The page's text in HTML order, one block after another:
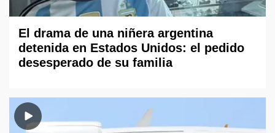
El drama de una niñera argentina
detenida en Estados Unidos: el pedido
desesperado de su familia